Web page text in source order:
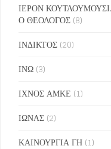
ΙΕΡΟΝ
Ο ΘΕΟΛΟΓΟΣ (8)
ΙΝΔΙΚΤΟΣ (20)
ΙΝΩ (3)
ΙΧΝΟΣ ΑΜΚΕ (1)
ΙΩΝΑΣ (2)
ΚΑΙΝΟΥΡΓΙΑ ΓΗ (1)